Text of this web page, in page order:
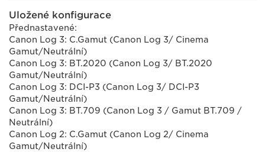
Uložené konfigurace
Přednastavené:
Canon Log 3: C.Gamut (Canon Log 3/ Cinema
Gamut/Neutrální)
Canon Log 3: BT.2020 (Canon Log 3/ BT.2020
Gamut/Neutrální)
Canon Log 3: DCI-P3 (Canon Log 3/ DCI-P3
Gamut/Neutrální)
Canon Log 3: BT.709 (Canon Log 3 / Gamut BT.709 /
Neutrální)
Canon Log 2: C.Gamut (Canon Log 2/ Cinema
Gamut/Neutrální)